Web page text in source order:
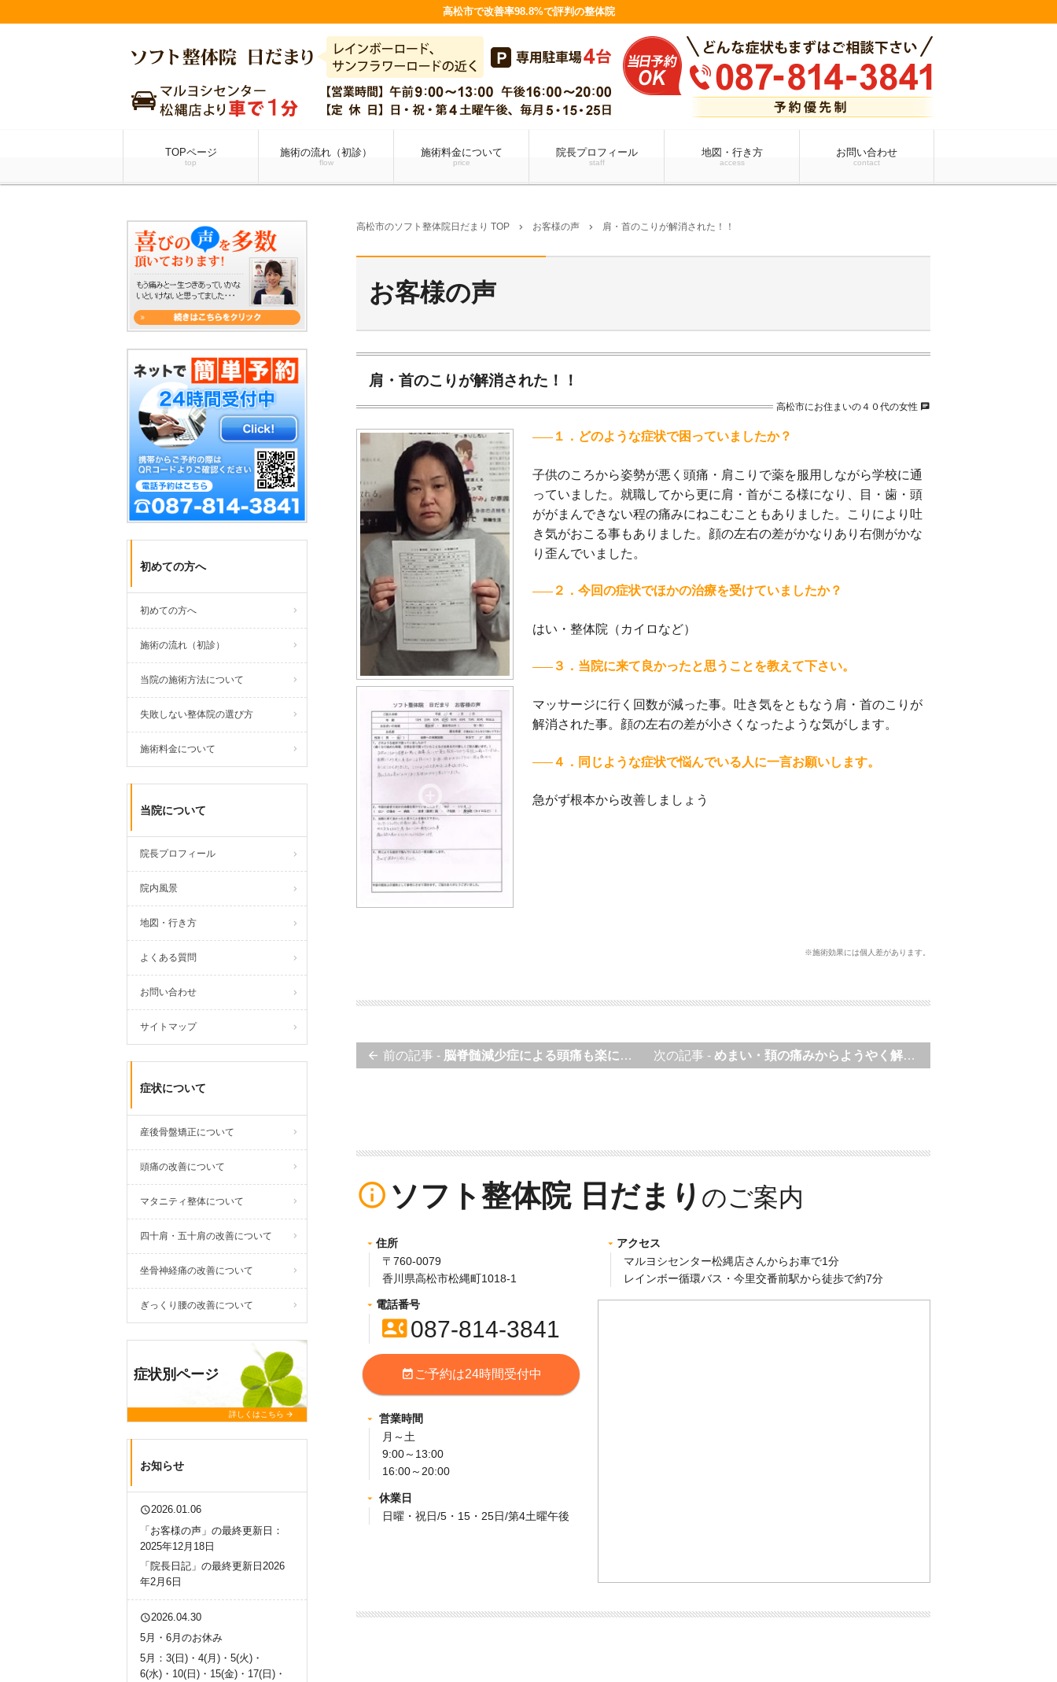
高松市で改善率98.8%で評判の整体院
TOPページ
top
施術の流れ（初診）
flow
施術料金について
price
院長プロフィール
staff
地図・行き方
access
お問い合わせ
contact
高松市のソフト整体院日だまり TOP chevron_right お客様の声 chevron_right 肩・首のこりが解消された！！
お客様の声
肩・首のこりが解消された！！
高松市にお住まいの４０代の女性 chat
１．どのような症状で困っていましたか？
子供のころから姿勢が悪く頭痛・肩こりで薬を服用しながら学校に通
っていました。就職してから更に肩・首がこる様になり、目・歯・頭
ががまんできない程の痛みにねこむこともありました。こりにより吐
き気がおこる事もありました。顔の左右の差がかなりあり右側がかな
り歪んでいました。
２．今回の症状でほかの治療を受けていましたか？
はい・整体院（カイロなど）
３．当院に来て良かったと思うことを教えて下さい。
マッサージに行く回数が減った事。吐き気をともなう肩・首のこりが
解消された事。顔の左右の差が小さくなったような気がします。
４．同じような症状で悩んでいる人に一言お願いします。
急がず根本から改善しましょう
※施術効果には個人差があります。
arrow_back 前の記事 - 脳脊髄減少症による頭痛も楽になりました！ 次の記事 - めまい・頚の痛みからようやく解放されました
info_outline ソフト整体院 日だまり のご案内
住所
〒760-0079
香川県高松市松縄町1018-1
電話番号
contact_phone087-814-3841
event_available ご予約は24時間受付中
営業時間
月～土
9:00～13:00
16:00～20:00
休業日
日曜・祝日/5・15・25日/第4土曜午後
アクセス
マルヨシセンター松縄店さんからお車で1分
レインボー循環バス・今里交番前駅から徒歩で約7分
初めての方へ
初めての方へ
施術の流れ（初診）
当院の施術方法について
失敗しない整体院の選び方
施術料金について
当院について
院長プロフィール
院内風景
地図・行き方
よくある質問
お問い合わせ
サイトマップ
症状について
産後骨盤矯正について
頭痛の改善について
マタニティ整体について
四十肩・五十肩の改善について
坐骨神経痛の改善について
ぎっくり腰の改善について
症状別ページ
詳しくはこちら
お知らせ
query_builder2026.01.06
「お客様の声」の最終更新日：
2025年12月18日
「院長日記」の最終更新日2026
年2月6日
query_builder2026.04.30
5月・6月のお休み
5月：3(日)・4(月)・5(火)・
6(水)・10(日)・15(金)・17(日)・